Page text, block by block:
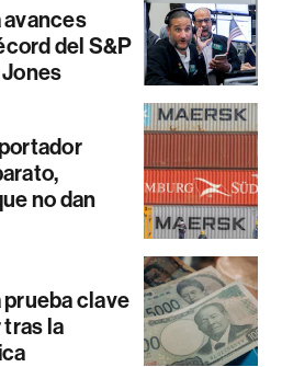
del S&P
no dan
clave
tras la